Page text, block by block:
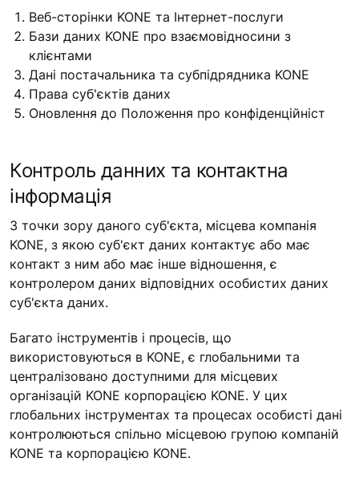
Веб-сторінки KONE та Інтернет-послуги
Бази даних KONE про взаємовідносини з
клієнтами
Дані постачальника та субпідрядника KONE
Права суб'єктів даних
Оновлення до Положення про конфіденційніст
Контроль данних та контактна
інформація
З точки зору даного суб'єкта, місцева компанія
KONE, з якою суб'єкт даних контактує або має
контакт з ним або має інше відношення, є
контролером даних відповідних особистих даних
суб'єкта даних.
Багато інструментів і процесів, що
використовуються в KONE, є глобальними та
централізовано доступними для місцевих
організацій KONE корпорацією KONE. У цих
глобальних інструментах та процесах особисті дані
контролюються спільно місцевою групою компаній
KONE та корпорацією KONE.